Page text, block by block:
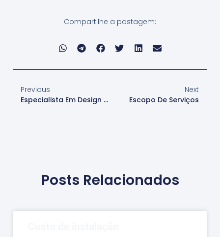
Compartilhe a postagem:
Previous
Especialista Em Design De Interiores
Next
Escopo De Serviços
Posts Relacionados